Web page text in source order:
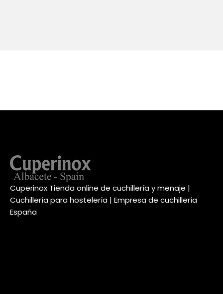
Cuperinox Tienda online de cuchillería y menaje |
Cuchillería para hostelería | Empresa de cuchillería
España